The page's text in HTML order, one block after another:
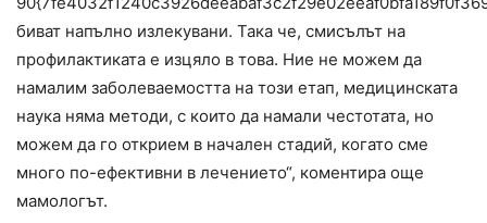
биват напълно излекувани. Така че, смисълът на
профилактиката е изцяло в това. Ние не можем да
намалим заболеваемостта на този етап, медицинската
наука няма методи, с които да намали честотата, но
можем да го открием в начален стадий, когато сме
много по-ефективни в лечението“, коментира още
мамологът.